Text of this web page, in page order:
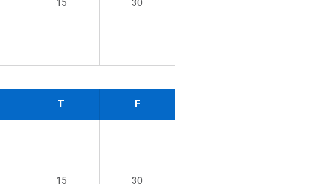
15 30
T F
15 30